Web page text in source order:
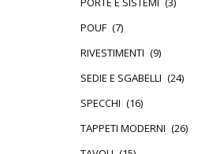
POUF (7)
RIVESTIMENTI (9)
SEDIE E SGABELLI (24)
SPECCHI (16)
TAPPETI MODERNI (26)